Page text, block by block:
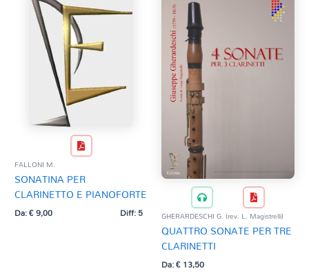
FALLONI M.
SONATINA PER
CLARINETTO E PIANOFORTE
Da:€9,00 Diff: 5 GHERARDESCHI G. (rev. L. Magistrelli)
QUATTRO SONATE PER TRE
CLARINETTI
Da:€13,50